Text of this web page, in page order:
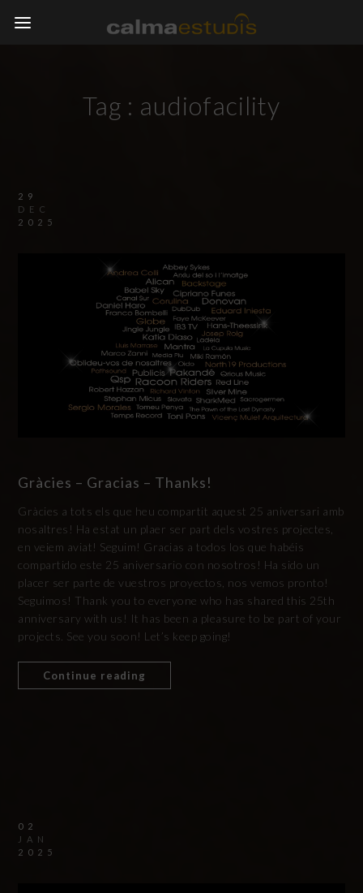
Tag : audiofacility
29
DEC
2025
Gràcies – Gracias – Thanks!
Gràcies a tots els que heu compartit aquest 25 aniversari amb
nosaltres! Ha estat un plaer ser part dels vostres projectes,
en veiem aviat! Seguim! Gracias a todos los que habéis
compartido este 25 aniversario con nosotros! Ha sido un
placer ser parte de vuestros proyectos, nos vemos pronto!
Seguimos! Thank you to everyone who has shared this 25th
anniversary with us! It has been a pleasure to be part of your
projects. See you soon! Let’s keep going!
Continue reading
02
JAN
2025